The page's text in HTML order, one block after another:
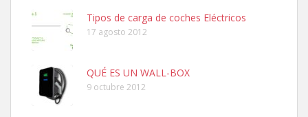
Tipos de carga de coches Eléctricos
17 agosto 2012
QUÉ ES UN WALL-BOX
9 octubre 2012